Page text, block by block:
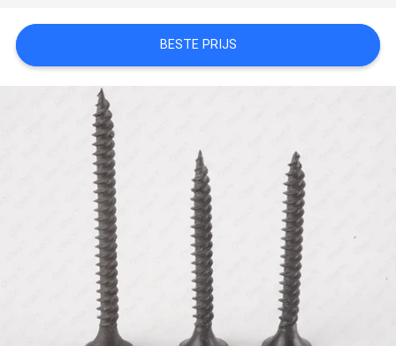
PRIVACY
POLICY
BESTE PRIJS